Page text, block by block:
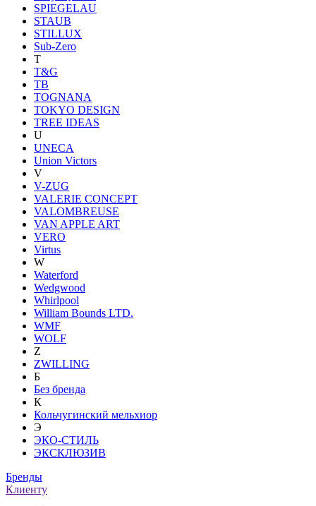
SPIEGELAU
STAUB
STILLUX
Sub-Zero
T
T&G
TB
TOGNANA
TOKYO DESIGN
TREE IDEAS
U
UNECA
Union Victors
V
V-ZUG
VALERIE CONCEPT
VALOMBREUSE
VAN APPLE ART
VERO
Virtus
W
Waterford
Wedgwood
Whirlpool
William Bounds LTD.
WMF
WOLF
Z
ZWILLING
Б
Без бренда
К
Кольчугинский мельхиор
Э
ЭКО-СТИЛЬ
ЭКСКЛЮЗИВ
Бренды
Клиенту